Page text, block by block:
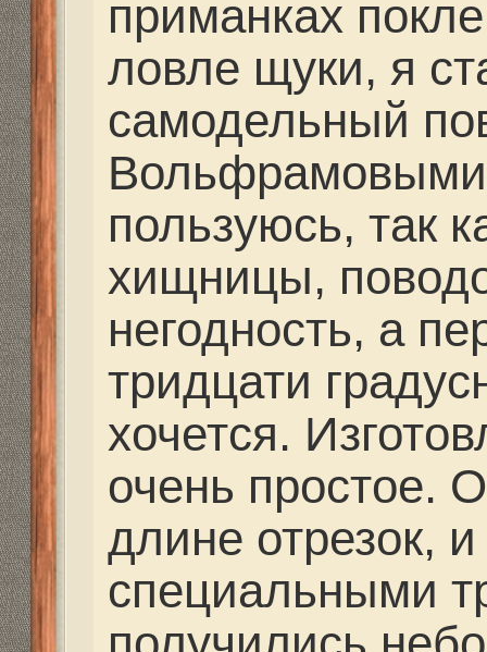
очень простое.
длине отрезок, и
специальными
получились
одну из петелек
застежку. Главное
качественные
морозе не мучатся
При ловле окуня о
идти не может.
привязываю
застежки. Так как
вес и объем, и этим
приманки.
Так же не